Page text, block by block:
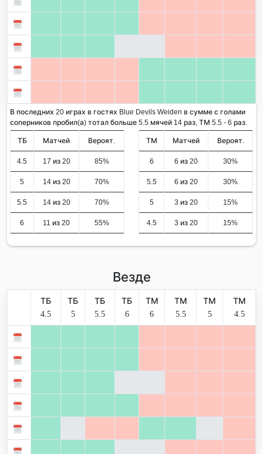
В последних 20 играх в гостях Blue Devils Weiden в сумме с голами
соперников пробил(а) тотал больше 5.5 мячей 14 раз, ТМ 5.5 - 6 раз.
ТБ Матчей Вероят.
4.5 17 из 20 85%
5 14 из 20 70%
5.5 14 из 20 70%
6 11 из 20 55%
ТМ Матчей Вероят.
6 6 из 20 30%
5.5 6 из 20 30%
5 3 из 20 15%
4.5 3 из 20 15%
Везде
ТБ
4.5
ТБ
5
ТБ
5.5
ТБ
6
ТМ
6
ТМ
5.5
ТМ
5
ТМ
4.5